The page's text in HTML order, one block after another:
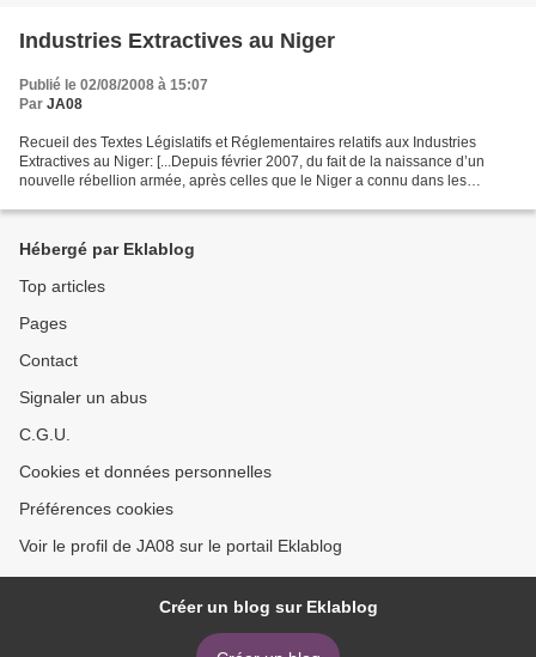
Industries Extractives au Niger
Publié le 02/08/2008 à 15:07
Par JA08
Recueil des Textes Législatifs et Réglementaires relatifs aux Industries
Extractives au Niger: [...Depuis février 2007, du fait de la naissance d’un
nouvelle rébellion armée, après celles que le Niger a connu dans les
Hébergé par Eklablog
Top articles
Pages
Contact
Signaler un abus
C.G.U.
Cookies et données personnelles
Préférences cookies
Voir le profil de JA08 sur le portail Eklablog
Créer un blog sur Eklablog